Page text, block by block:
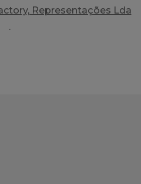
Representações Lda
.